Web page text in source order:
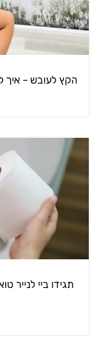
הקץ לעובש – איך
תגידו ביי לנייר